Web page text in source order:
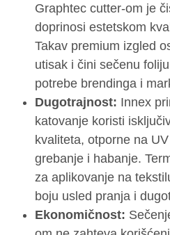
Graphtec cutter-om je
doprinosi estetskom
Takav premium izgled
utisak i čini sečenu
potrebe brendinga i
Dugotrajnost: Innex
katovanje koristi
kvaliteta, otporne na
grebanje i habanje.
za aplikovanje na
boju usled pranja i
Ekonomičnost: